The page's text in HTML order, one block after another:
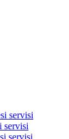
servisi
servisi
servisi